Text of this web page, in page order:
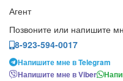
Агент
Позвоните или напишите
8-923-594-0017
Напишите мне в Telegram
Напишите мне в Viber